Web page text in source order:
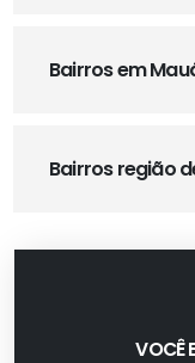
Bairros em
Bairros região
VOCÊ